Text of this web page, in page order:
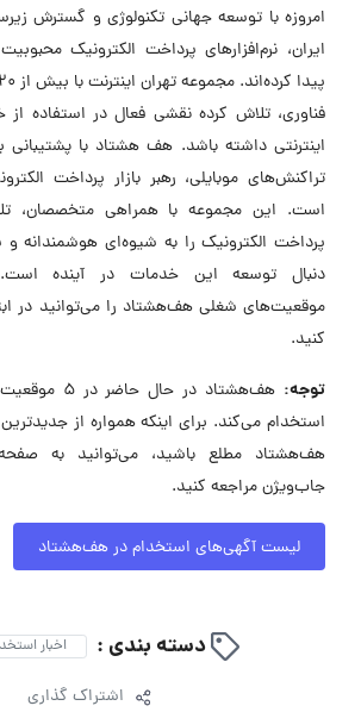
امروزه با توسعه جهانی تکنولوژی و گسترش
ایران، نرم‌افزارهای پرداخت الکترونیک
فناوری، تلاش کرده نقشی فعال در استفاده
تراکنش‌های موبایلی، رهبر بازار پرداخت
است. این مجموعه با همراهی متخصصان،
پرداخت الکترونیک را به شیوه‌ای هوشمندانه و
دنبال توسعه این خدمات در آینده
موقعیت‌های شغلی هف‌هشتاد را می‌توانید در
کنید.
توجه:
هف‌هشتاد در
استخدام می‌کند. برای اینکه همواره از
هف‌هشتاد مطلع باشید، می‌توانید به
جاب‌ویژن مراجعه کنید.
لیست آگهی‌های استخدام در هف‌هشتاد
دسته بندی : اخبار
اشتراک گذاری